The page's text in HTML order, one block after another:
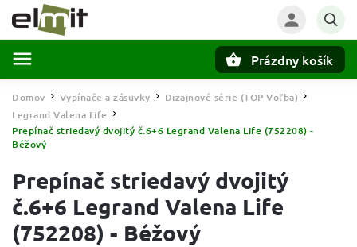
Prázdny košík
Domov / Vypínače a zásuvky / Dizajnové série (TOP Voľba) /
Legrand Valena Life /
Prepínač striedavý dvojitý č.6+6 Legrand Valena Life (752208) -
Béžový
Prepínač striedavý dvojitý
č.6+6 Legrand Valena Life
(752208) - Béžový